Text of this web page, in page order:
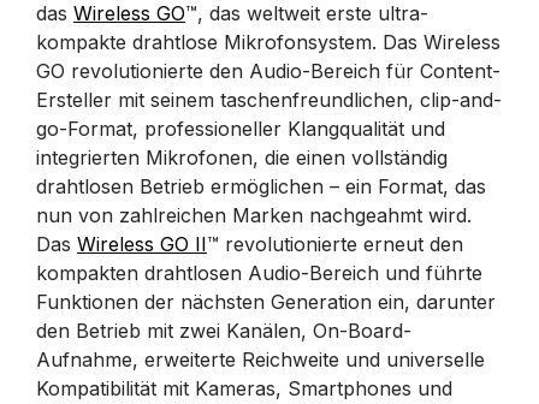
das Wireless GO™, das weltweit erste ultra-
kompakte drahtlose Mikrofonsystem. Das Wireless
GO revolutionierte den Audio-Bereich für Content-
Ersteller mit seinem taschenfreundlichen, clip-and-
go-Format, professioneller Klangqualität und
integrierten Mikrofonen, die einen vollständig
drahtlosen Betrieb ermöglichen – ein Format, das
nun von zahlreichen Marken nachgeahmt wird.
Das Wireless GO II™ revolutionierte erneut den
kompakten drahtlosen Audio-Bereich und führte
Funktionen der nächsten Generation ein, darunter
den Betrieb mit zwei Kanälen, On-Board-
Aufnahme, erweiterte Reichweite und universelle
Kompatibilität mit Kameras, Smartphones und